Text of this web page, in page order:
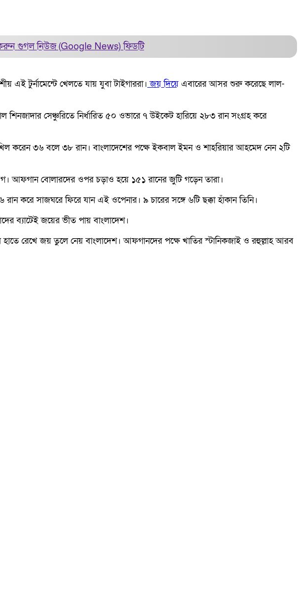
গুগল নিউজ (Google News)ফিডটি
এই টুর্নামেন্টে খেলতে যায় যুবা টাইগাররা। জয় দিয়ে এবারের আসর শুরু করেছে লাল-
সেঞ্চুরিতে নির্ধারিত ৫০ ওভারে ৭ উইকেট হারিয়ে ২৮৩ রান সংগ্রহ করে
করেন ৩৬ বলে ৩৮ রান। বাংলাদেশের পক্ষে ইকবাল ইমন ও শাহরিয়ার আহমেদ নেন ২টি
আফগান বোলারদের ওপর চড়াও হয়ে ১৫১ রানের জুটি গড়েন তারা।
করে সাজঘরে ফিরে যান এই ওপেনার। ৯ চারের সঙ্গে ৬টি ছক্কা হাঁকান তিনি।
ব্যাটেই জয়ের ভীত পায় বাংলাদেশ।
রেখে জয় তুলে নেয় বাংলাদেশ। আফগানদের পক্ষে খাতির স্টানিকজাই ও রহুল্লাহ আরব